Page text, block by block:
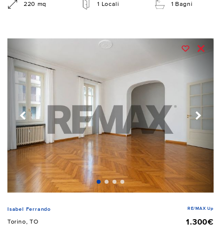
220 mq 1 Locali 1 Bagni
Isabel Ferrando RE/MAX Up
Torino, TO
1.300€